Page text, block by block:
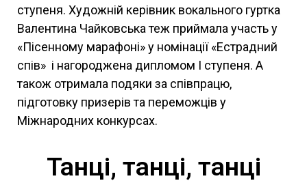
ступеня. Художній керівник вокального гуртка
Валентина Чайковська теж приймала участь у
«Пісенному марафоні» у номінації «Естрадний
спів» і нагороджена дипломом І ступеня. А
також отримала подяки за співпрацю,
підготовку призерів та переможців у
Міжнародних конкурсах.
Танці, танці, танці